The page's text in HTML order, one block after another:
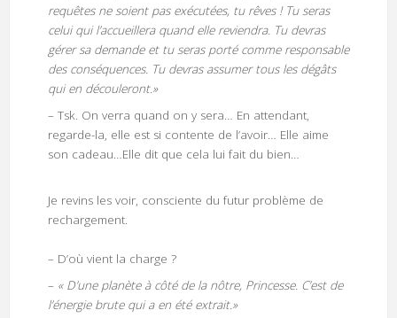
requêtes ne soient pas exécutées, tu rêves ! Tu seras
celui qui l’accueillera quand elle reviendra. Tu devras
gérer sa demande et tu seras porté comme responsable
des conséquences. Tu devras assumer tous les dégâts
qui en découleront.»
– Tsk. On verra quand on y sera… En attendant,
regarde-la, elle est si contente de l’avoir… Elle aime
son cadeau…Elle dit que cela lui fait du bien…
Je revins les voir, consciente du futur problème de
rechargement.
– D’où vient la charge ?
– « D’une planète à côté de la nôtre, Princesse. C’est de
l’énergie brute qui a en été extrait.»